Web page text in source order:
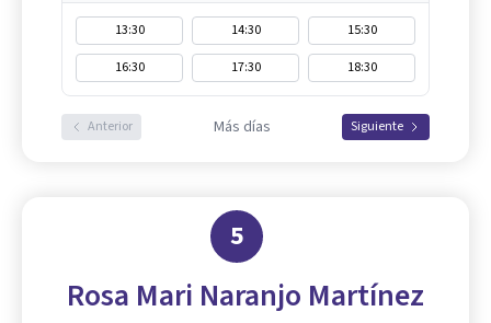
13:30 14:30
15:30
16:30
17:30 18:30
Anterior Más días Siguiente
5
Rosa Mari Naranjo Martínez